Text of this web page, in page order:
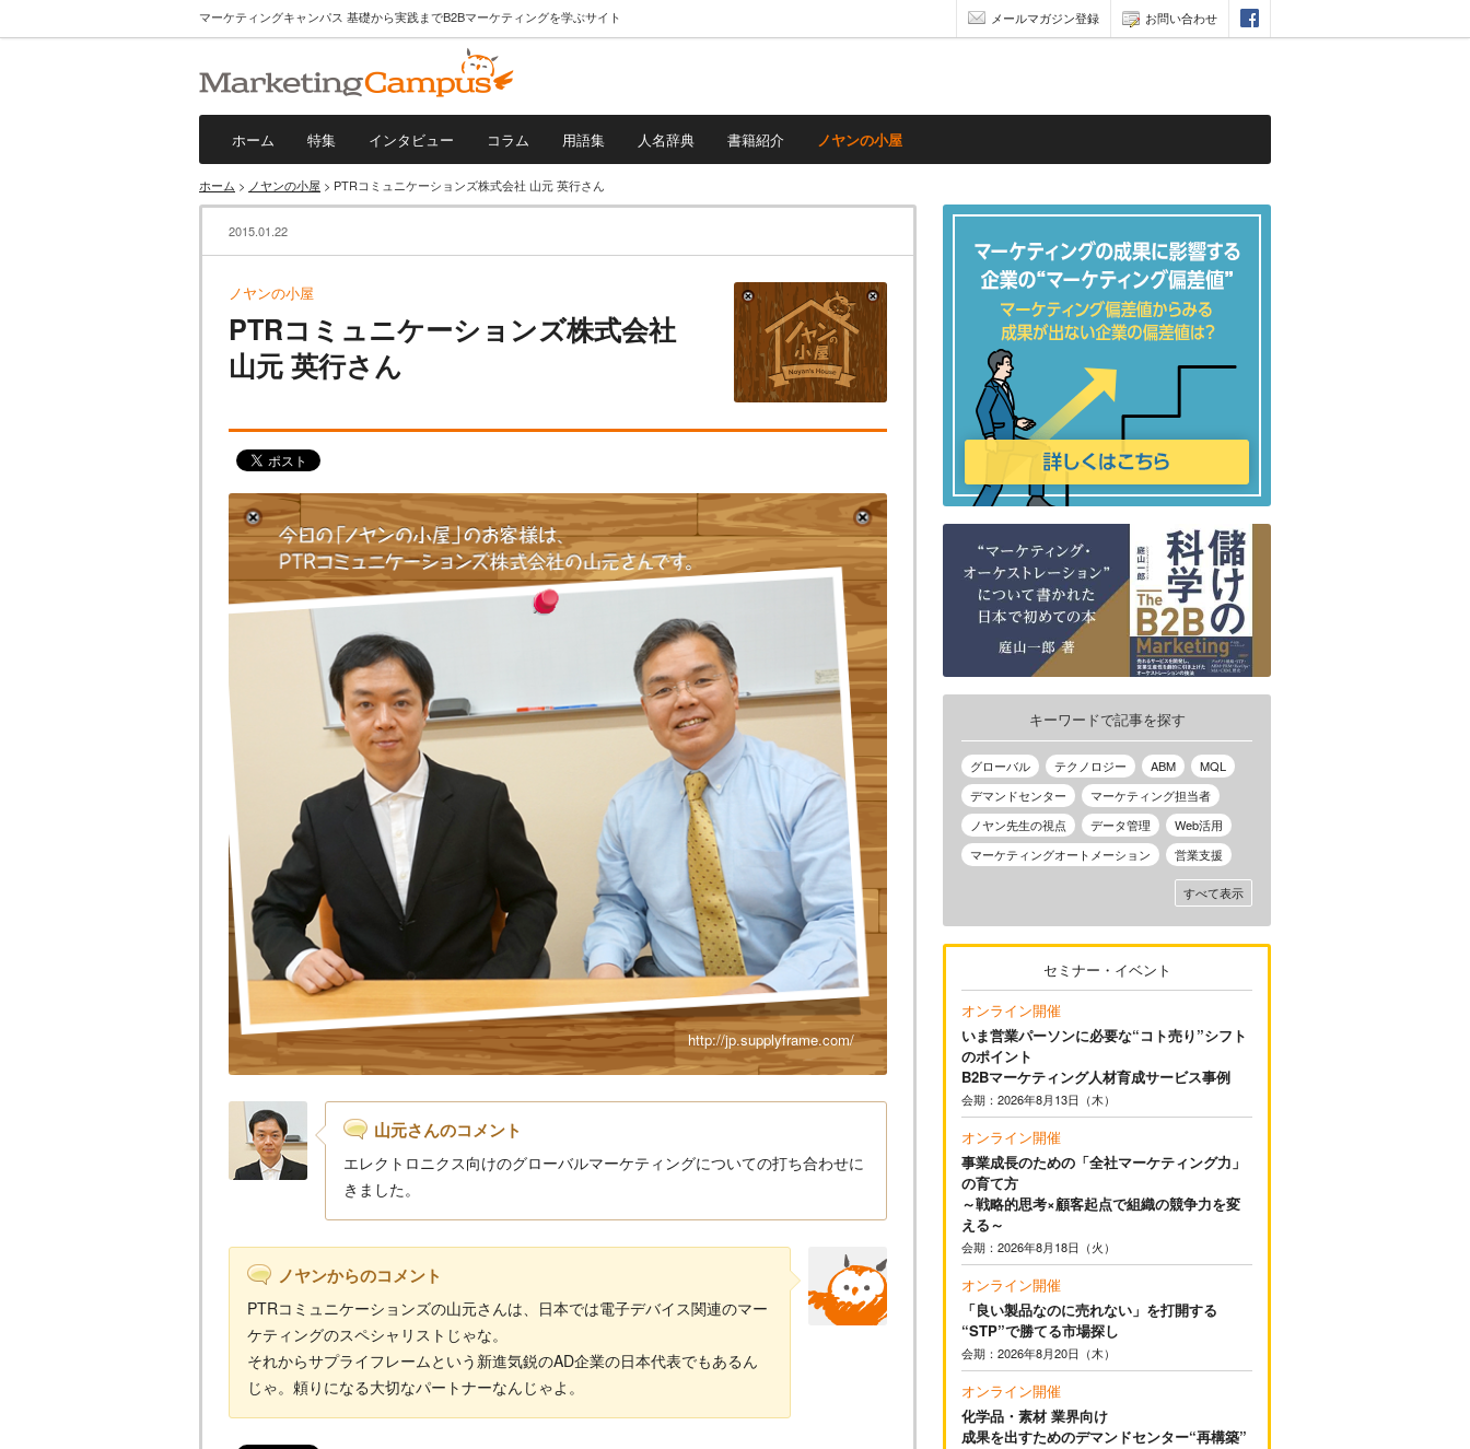
マーケティングキャンパス 基礎から実践までB2Bマーケティングを学ぶサイト メールマガジン登録 お問い合わせ
ホーム 特集 インタビュー コラム 用語集 人名辞典 書籍紹介 ノヤンの小屋
ホーム > ノヤンの小屋 > PTRコミュニケーションズ株式会社 山元 英行さん
2015.01.22
ノヤンの小屋
PTRコミュニケーションズ株式会社
山元 英行さん
http://jp.supplyframe.com/
山元さんのコメント
エレクトロニクス向けのグローバルマーケティングについての打ち合わせに
きました。
ノヤンからのコメント
PTRコミュニケーションズの山元さんは、日本では電子デバイス関連のマー
ケティングのスペシャリストじゃな。
それからサプライフレームという新進気鋭のAD企業の日本代表でもあるん
じゃ。頼りになる大切なパートナーなんじゃよ。
キーワードで記事を探す
グローバル テクノロジー ABM
MQL
デマンドセンター
マーケティング担当者
ノヤン先生の視点
データ管理
Web活用
マーケティングオートメーション
営業支援
すべて表示
セミナー・イベント
オンライン開催
いま営業パーソンに必要な“コト売り”シフト
のポイント
B2Bマーケティング人材育成サービス事例
会期：2026年8月13日（木）
オンライン開催
事業成長のための「全社マーケティング力」
の育て方
～戦略的思考×顧客起点で組織の競争力を変
える～
会期：2026年8月18日（火）
オンライン開催
「良い製品なのに売れない」を打開する
“STP”で勝てる市場探し
会期：2026年8月20日（木）
オンライン開催
化学品・素材 業界向け
成果を出すためのデマンドセンター“再構築”